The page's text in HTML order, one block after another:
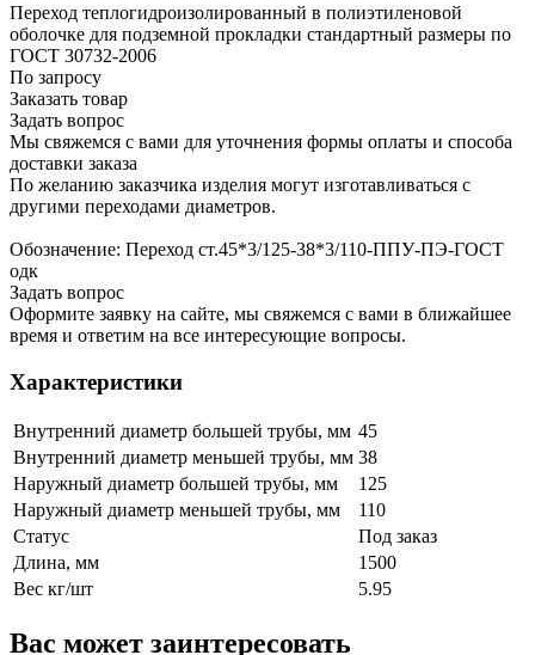
Переход теплогидроизолированный в полиэтиленовой
оболочке для подземной прокладки стандартный размеры по
ГОСТ 30732-2006
По запросу
Заказать товар
Задать вопрос
Мы свяжемся с вами для уточнения формы оплаты и способа
доставки заказа
По желанию заказчика изделия могут изготавливаться с
другими переходами диаметров.
Обозначение: Переход ст.45*3/125-38*3/110-ППУ-ПЭ-ГОСТ
одк
Задать вопрос
Оформите заявку на сайте, мы свяжемся с вами в ближайшее
время и ответим на все интересующие вопросы.
Характеристики
Внутренний диаметр большей трубы, мм 45
Внутренний диаметр меньшей трубы, мм 38
Наружный диаметр большей трубы, мм
125
Наружный диаметр меньшей трубы, мм
110
Статус
Под заказ
Длина, мм
1500
Вес кг/шт
5.95
Вас может заинтересовать